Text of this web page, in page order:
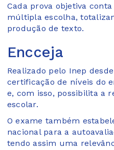
Cada prova objetiva
múltipla escolha,
produção de texto.
Encceja
Realizado pelo Inep
certificação de níveis do
e, com isso, possibilita a
escolar.
O exame também
nacional para a
tendo assim uma